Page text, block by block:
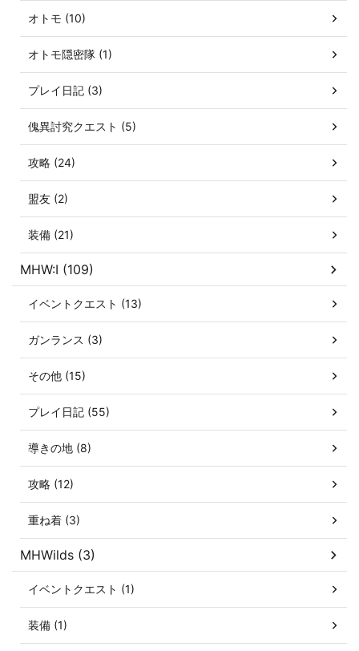
オトモ (10)
オトモ隠密隊 (1)
プレイ日記 (3)
傀異討究クエスト (5)
攻略 (24)
盟友 (2)
装備 (21)
MHW:I (109)
イベントクエスト (13)
ガンランス (3)
その他 (15)
プレイ日記 (55)
導きの地 (8)
攻略 (12)
重ね着 (3)
MHWilds (3)
イベントクエスト (1)
装備 (1)